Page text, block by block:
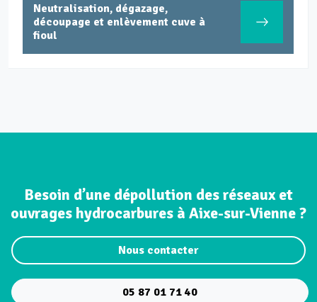
Neutralisation, dégazage,
découpage et enlèvement cuve à
fioul
Besoin d’une dépollution des réseaux et
ouvrages hydrocarbures à Aixe-sur-Vienne ?
Nous contacter
05 87 01 71 40